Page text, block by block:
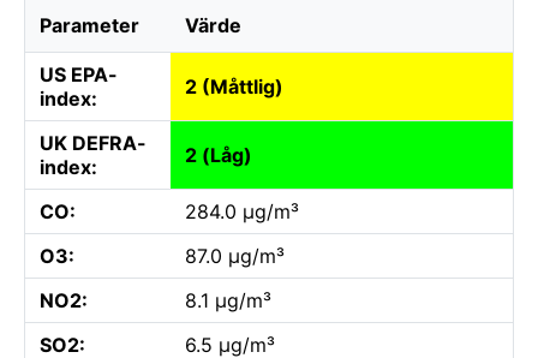
Parameter Värde
US EPA-
index:
2 (Måttlig)
UK DEFRA-
index:
2 (Låg)
CO:
284.0 µg/m³
O3:
87.0 µg/m³
NO2:
8.1 µg/m³
SO2:
6.5 µg/m³